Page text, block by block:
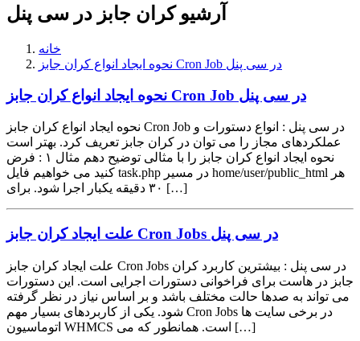
آرشیو کران جابز در سی پنل
خانه
نحوه ایجاد انواع کران جابز Cron Job در سی پنل
نحوه ایجاد انواع کران جابز Cron Job در سی پنل
نحوه ایجاد انواع کران جابز Cron Job در سی پنل : انواع دستورات و
عملکردهای مجاز را می توان در کران جابز تعریف کرد. بهتر است
نحوه ایجاد انواع کران جابز را با مثالی توضیح دهم مثال ۱ : فرض
کنید می خواهیم فایل task.php در مسیر home/user/public_html هر
۳۰ دقیقه یکبار اجرا شود. برای […]
علت ایجاد کران جابز Cron Jobs در سی پنل
علت ایجاد کران جابز Cron Jobs در سی پنل : بیشترین کاربرد کران
جابز در هاست برای فراخوانی دستورات اجرایی است. این دستورات
می تواند به صدها حالت مختلف باشد و بر اساس نیاز در نظر گرفته
شود. یکی از کاربردهای بسیار مهم Cron Jobs در برخی سایت ها
اتوماسیون WHMCS است. همانطور که می […]